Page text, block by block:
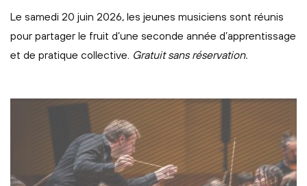
Le samedi 20 juin 2026, les jeunes musiciens sont réunis
pour partager le fruit d’une seconde année d’apprentissage
et de pratique collective. Gratuit sans réservation.